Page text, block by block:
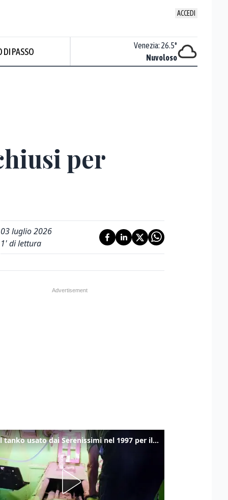
ACCEDI
DI PASSO
Temporali
Venezia: 26.5°
Nuvoloso
per
03 luglio 2026
1' di lettura
Ecco il tanko usato dai Serenissimi nel 1997 per il blitz a San Marco